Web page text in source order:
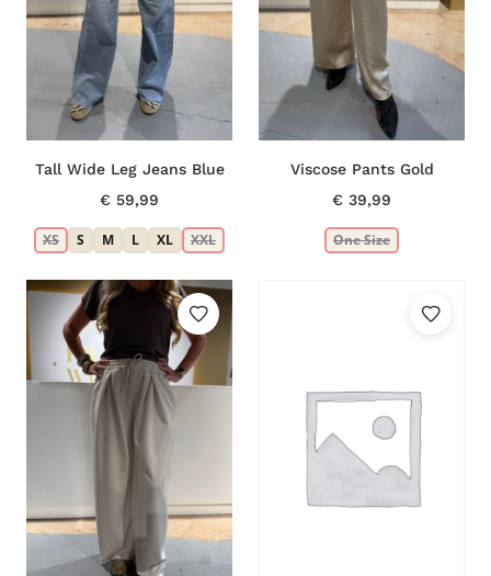
Tall Wide Leg Jeans Blue
€ 59,99
XS S M L XL XXL
Viscose Pants Gold
€ 39,99
One Size